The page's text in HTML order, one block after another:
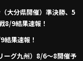
大分県開催）準決勝、5
8/9結果速報！
果速報！
ーグ九州）8/6～8開催予